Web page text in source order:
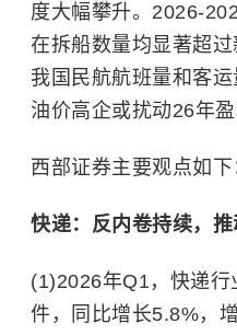
度大幅攀升。2026-
在拆船数量均显著超过
我国民航航班量和客
油价高企或扰动26年盈
西部证券主要观点如下
快递：反内卷持续，
(1)2026年Q1，快递
件，同比增长5.8%，